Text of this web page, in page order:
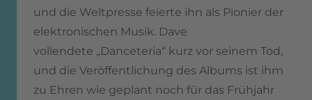
und die Weltpresse feierte ihn als Pionier der
elektronischen Musik. Dave
vollendete „Danceteria“ kurz vor seinem Tod,
und die Veröffentlichung des Albums ist ihm
zu Ehren wie geplant noch für das Frühjahr